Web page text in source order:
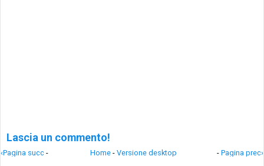
Lascia un commento!
‹Pagina succ - - Pagina prec›
Home - Versione desktop